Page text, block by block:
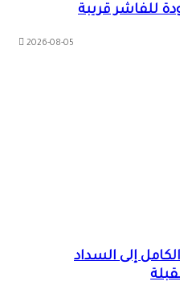
للفاشر قريبة
2026-08-05
إلى السداد